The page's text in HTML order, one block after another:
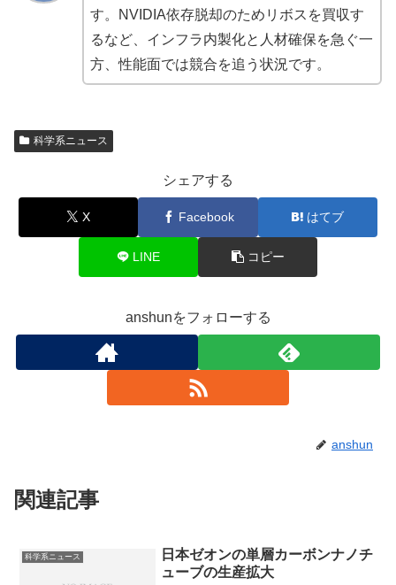
す。NVIDIA依存脱却のためリボスを買収す
るなど、インフラ内製化と人材確保を急ぐ一
方、性能面では競合を追う状況です。
科学系ニュース
シェアする
X Facebook はてブ
LINE コピー
anshunをフォローする
anshun
関連記事
科学系ニュース
日本ゼオンの単層カーボンナノチ
ューブの生産拡大